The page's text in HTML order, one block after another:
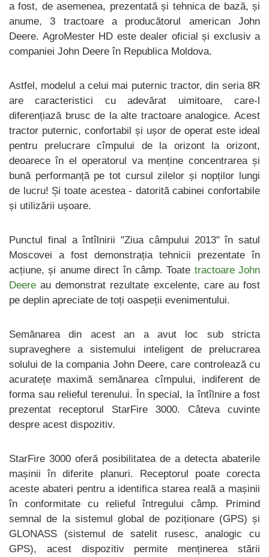
a fost, de asemenea, prezentată și tehnica de bază, și
anume, 3 tractoare a producătorul american John
Deere. AgroMester HD este dealer oficial și exclusiv a
companiei John Deere în Republica Moldova.
Astfel, modelul a celui mai puternic tractor, din seria 8R
are caracteristici cu adevărat uimitoare, care-l
diferențiază brusc de la alte tractoare analogice. Acest
tractor puternic, confortabil și ușor de operat este ideal
pentru prelucrare cîmpului de la orizont la orizont,
deoarece în el operatorul va menține concentrarea și
bună performanță pe tot cursul zilelor și nopților lungi
de lucru! Și toate acestea - datorită cabinei confortabile
și utilizării ușoare.
Punctul final a întîlnirii "Ziua câmpului 2013" în satul
Moscovei a fost demonstrația tehnicii prezentate în
acțiune, și anume direct în câmp. Toate tractoare John
Deere au demonstrat rezultate excelente, care au fost
pe deplin apreciate de toți oaspeții evenimentului.
Semănarea din acest an a avut loc sub stricta
supraveghere a sistemului inteligent de prelucrarea
solului de la compania John Deere, care controlează cu
acuratețe maximă semănarea cîmpului, indiferent de
forma sau relieful terenului. În special, la întîlnire a fost
prezentat receptorul StarFire 3000. Câteva cuvinte
despre acest dispozitiv.
StarFire 3000 oferă posibilitatea de a detecta abaterile
mașinii în diferite planuri. Receptorul poate corecta
aceste abateri pentru a identifica starea reală a mașinii
în conformitate cu relieful întregului câmp. Primind
semnal de la sistemul global de poziționare (GPS) și
GLONASS (sistemul de satelit rusesc, analogic cu
GPS), acest dispozitiv permite menținerea stării